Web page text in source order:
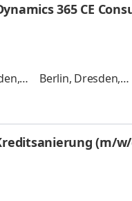
365 CE
Berlin, Dresden,
Kassel, Köln,
Mannheim,(m/